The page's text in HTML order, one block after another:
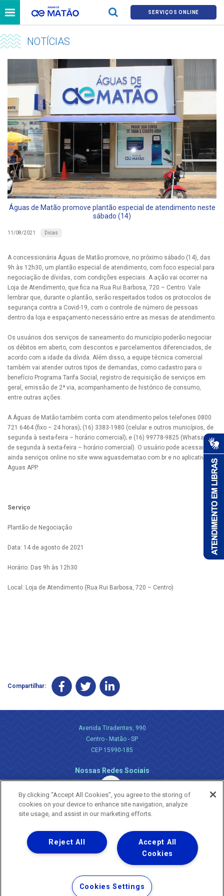
SERVIÇOS ONLINE
NOTÍCIAS
Águas de Matão promove plantão especial de atendimento neste
sábado (14)
11/08/2021 Dicas
A concessionária Águas de Matão promove, no próximo sábado (14), das
9h às 12h30, um plantão especial de atendimento, com foco especial para
negociação de dívidas, com condições especiais. A ação vai ocorrer na
Loja de Atendimento, que fica na Rua Rui Barbosa, 720 – Centro. Vale
lembrar que, durante o plantão, serão respeitados todos os protocolos de
segurança contra a Covid-19, com o controle de número de pessoas
dentro da loja e espaçamento necessário entre as mesas de atendimento.
Os usuários dos serviços de saneamento do município poderão negociar
os débitos em aberto, com descontos e parcelamentos diferenciados, de
acordo com a idade da dívida. Além disso, a equipe técnica comercial
também vai atender outros tipos de demandas, como cadastro para o
benefício Programa Tarifa Social, registro de requisição de serviços em
geral, emissão de 2ª via, acompanhamento de histórico de consumo,
entre outras ações.
A Águas de Matão também conta com atendimento pelos telefones 0800
721 6464 (fixo – 24 horas); (16) 3383-1980 (celular e outros municípios, de
segunda à sexta-feira – horário comercial); e (16) 99778-9825 (Whatsapp,
de segunda à sexta-feira – horário comercial). O usuário pode acessar
ainda serviços online no site www.aguasdematao.com.br e no aplicativo
Aguas APP.
Serviço
Plantão de Negociação
Data: 14 de agosto de 2021
Horário: Das 9h às 12h30
Local: Loja de Atendimento (Rua Rui Barbosa, 720 – Centro)
Compartilhar:
Avenida Tiradentes, 990
Centro - Matão - SP
CEP 15990-185
Nossas Redes Sociais
Uma empresa
Copyright ® 2026 - Todos os Direitos Reservados.
Nossa natureza movimenta a vida
Termos Gerais de Uso de Sites e Aplicativos
Política de Privacidade e Proteção de Dados
By clicking “Accept All Cookies”, you agree to the storing of
cookies on your device to enhance site navigation, analyze
site usage, and assist in our marketing efforts.
Accept All
Cookies
Reject All
Cookies Settings